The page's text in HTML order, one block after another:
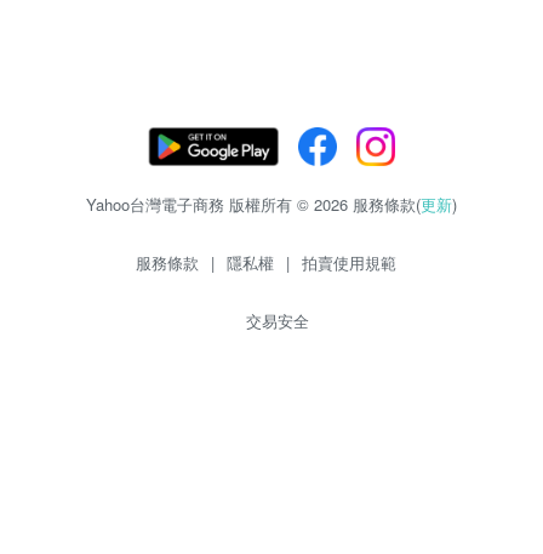
Yahoo台灣電子商務 版權所有 © 2026 服務條款(更新)
服務條款 | 隱私權 | 拍賣使用規範
交易安全